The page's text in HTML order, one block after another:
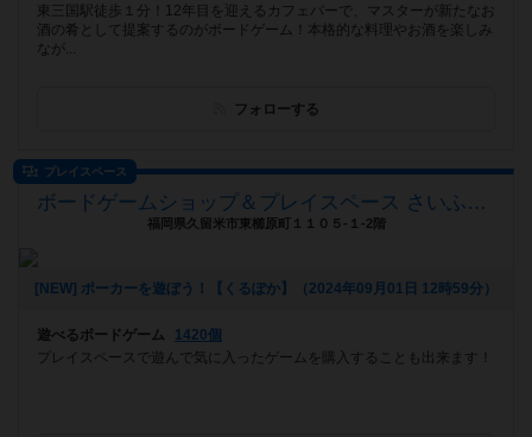
東三国駅徒歩１分！12年目を迎えるカフェバーで、マスターが新たなお
酒の肴として提案するのがボードゲーム！本格的な料理やお酒を楽しみ
なが...
フォローする
プレイスペース
ボードゲームショップ＆プレイスペース さいふる[xi-full]
福岡県久留米市東櫛原町１１０５-１-2階
[NEW] ポーカーを遊ぼう！【くるぽか】（2024年09月01日 12時59分）
遊べるボードゲーム
1420個
プレイスペースで遊んで気に入ったゲームを購入することも出来ます！